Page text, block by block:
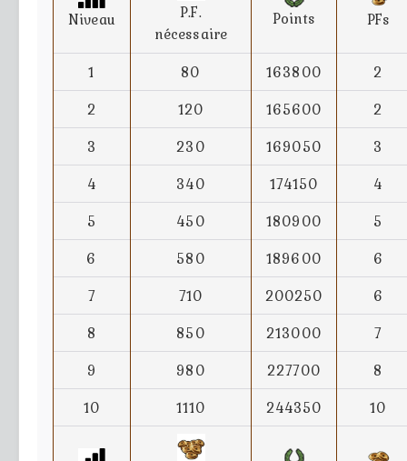
Niveau
P.F.
nécessaire
Points PFs
1 80 163800
2
2
120 165600
2
3
230 169050
3
4
340 174150
4
5
450 180900
5
6
580 189600
6
7
710 200250
6
8
850 213000
7
9
980 227700
8
10
1110 244350 10